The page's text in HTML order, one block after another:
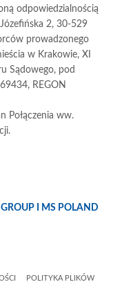
odpowiedzialnością
2, 30-529
prowadzonego
w Krakowie, XI
Sądowego, pod
REGON
Połączenia ww.
I MS POLAND
POLITYKA PLIKÓW